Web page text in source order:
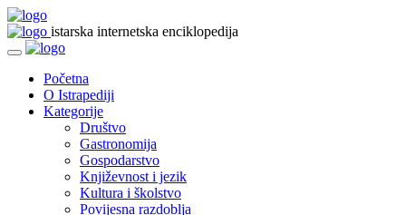
istarska internetska enciklopedija
Početna
O Istrapediji
Kategorije
Društvo
Gastronomija
Gospodarstvo
Književnost i jezik
Kultura i školstvo
Povijesna razdoblja